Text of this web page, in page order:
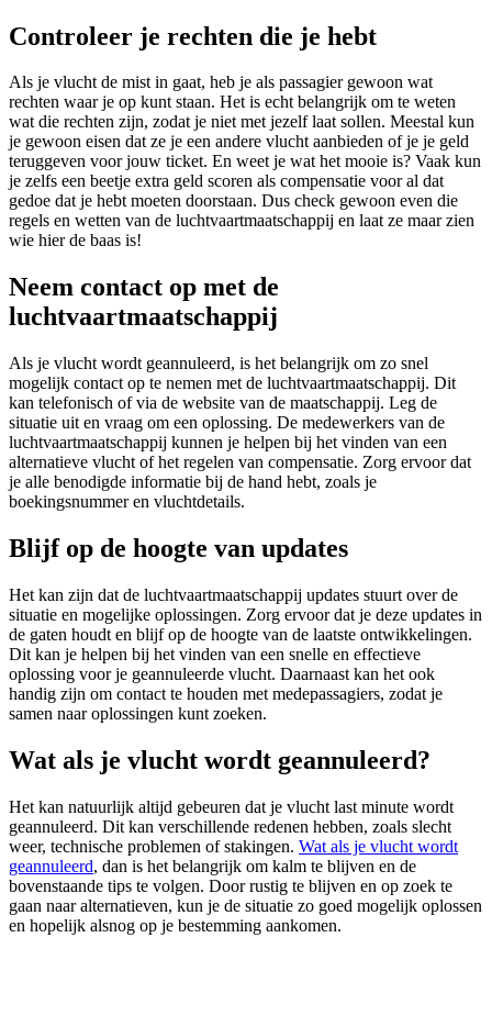
Controleer je rechten die je hebt
Als je vlucht de mist in gaat, heb je als passagier gewoon wat
rechten waar je op kunt staan. Het is echt belangrijk om te weten
wat die rechten zijn, zodat je niet met jezelf laat sollen. Meestal kun
je gewoon eisen dat ze je een andere vlucht aanbieden of je je geld
teruggeven voor jouw ticket. En weet je wat het mooie is? Vaak kun
je zelfs een beetje extra geld scoren als compensatie voor al dat
gedoe dat je hebt moeten doorstaan. Dus check gewoon even die
regels en wetten van de luchtvaartmaatschappij en laat ze maar zien
wie hier de baas is!
Neem contact op met de
luchtvaartmaatschappij
Als je vlucht wordt geannuleerd, is het belangrijk om zo snel
mogelijk contact op te nemen met de luchtvaartmaatschappij. Dit
kan telefonisch of via de website van de maatschappij. Leg de
situatie uit en vraag om een oplossing. De medewerkers van de
luchtvaartmaatschappij kunnen je helpen bij het vinden van een
alternatieve vlucht of het regelen van compensatie. Zorg ervoor dat
je alle benodigde informatie bij de hand hebt, zoals je
boekingsnummer en vluchtdetails.
Blijf op de hoogte van updates
Het kan zijn dat de luchtvaartmaatschappij updates stuurt over de
situatie en mogelijke oplossingen. Zorg ervoor dat je deze updates in
de gaten houdt en blijf op de hoogte van de laatste ontwikkelingen.
Dit kan je helpen bij het vinden van een snelle en effectieve
oplossing voor je geannuleerde vlucht. Daarnaast kan het ook
handig zijn om contact te houden met medepassagiers, zodat je
samen naar oplossingen kunt zoeken.
Wat als je vlucht wordt geannuleerd?
Het kan natuurlijk altijd gebeuren dat je vlucht last minute wordt
geannuleerd. Dit kan verschillende redenen hebben, zoals slecht
weer, technische problemen of stakingen. Wat als je vlucht wordt
geannuleerd, dan is het belangrijk om kalm te blijven en de
bovenstaande tips te volgen. Door rustig te blijven en op zoek te
gaan naar alternatieven, kun je de situatie zo goed mogelijk oplossen
en hopelijk alsnog op je bestemming aankomen.